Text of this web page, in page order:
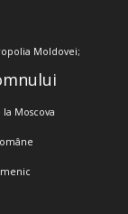
Moldovei;
Moscova